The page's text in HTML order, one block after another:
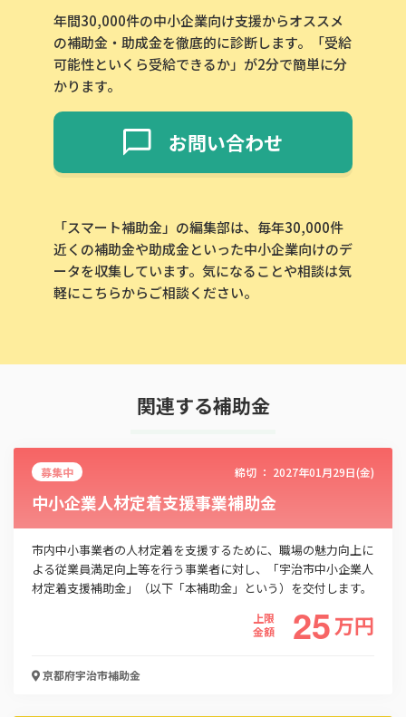
年間30,000件の中小企業向け支援からオススメ
の補助金・助成金を徹底的に診断します。「受給
可能性といくら受給できるか」が2分で簡単に分
かります。
お問い合わせ
「スマート補助金」の編集部は、毎年30,000件
近くの補助金や助成金といった中小企業向けのデ
ータを収集しています。気になることや相談は気
軽にこちらからご相談ください。
関連する補助金
募集中 締切 ： 2027年01月29日(金)
中小企業人材定着支援事業補助金
市内中小事業者の人材定着を支援するために、職場の魅力向上に
よる従業員満足向上等を行う事業者に対し、「宇治市中小企業人
材定着支援補助金」（以下「本補助金」という）を交付します。
上限
金額
25万円
京都府宇治市補助金